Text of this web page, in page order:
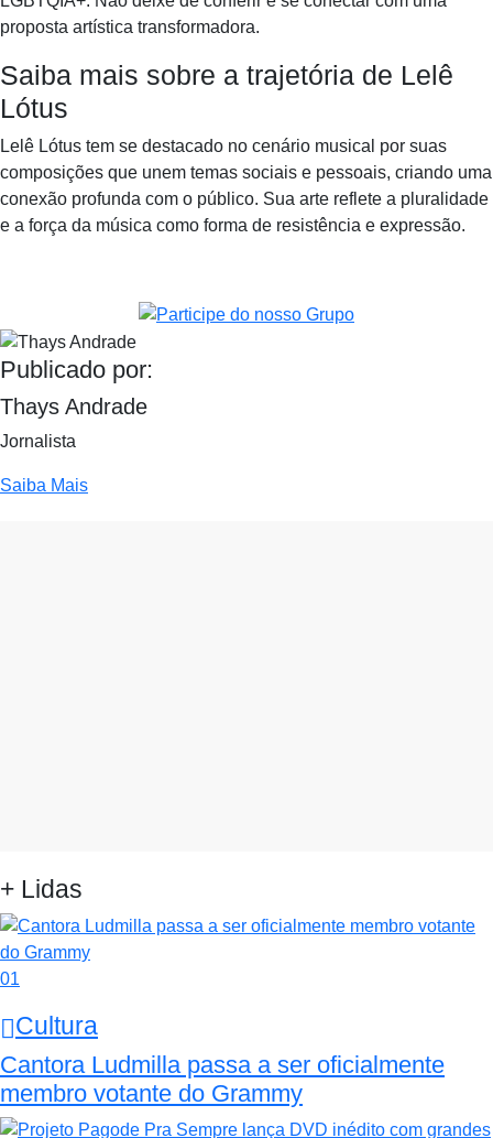
proposta artística transformadora.
Saiba mais sobre a trajetória de Lelê
Lótus
Lelê Lótus tem se destacado no cenário musical por suas
composições que unem temas sociais e pessoais, criando uma
conexão profunda com o público. Sua arte reflete a pluralidade
e a força da música como forma de resistência e expressão.
Publicado por:
Thays Andrade
Jornalista
Saiba Mais
+ Lidas
01
Cultura
Cantora Ludmilla passa a ser oficialmente
membro votante do Grammy